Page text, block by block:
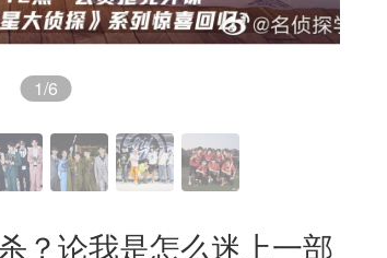
1/6
？论我是怎么迷上一部